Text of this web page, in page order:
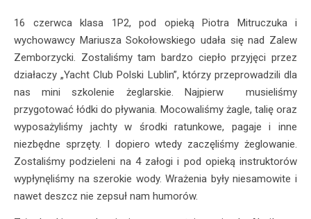
16 czerwca klasa 1P2, pod opieką Piotra Mitruczuka i
wychowawcy Mariusza Sokołowskiego udała się nad Zalew
Zemborzycki. Zostaliśmy tam bardzo ciepło przyjęci przez
działaczy „Yacht Club Polski Lublin”, którzy przeprowadzili dla
nas mini szkolenie żeglarskie. Najpierw musieliśmy
przygotować łódki do pływania. Mocowaliśmy żagle, talię oraz
wyposażyliśmy jachty w środki ratunkowe, pagaje i inne
niezbędne sprzęty. I dopiero wtedy zaczęliśmy żeglowanie.
Zostaliśmy podzieleni na 4 załogi i pod opieką instruktorów
wypłynęliśmy na szerokie wody. Wrażenia były niesamowite i
nawet deszcz nie zepsuł nam humorów.